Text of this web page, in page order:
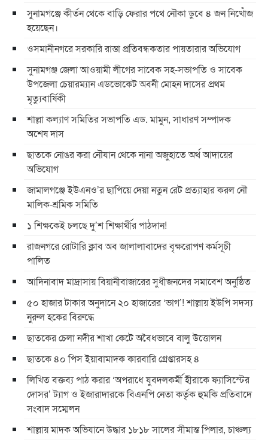
সুনামগঞ্জে কীর্তন থেকে বাড়ি ফেরার পথে নৌকা ডুবে ৪ জন নিখোঁজ
হয়েছেন।
ওসমানীনগরে সরকারি রাস্তা প্রতিবন্ধকতার পায়তারার অভিযোগ
সুনামগঞ্জ জেলা আওয়ামী লীগের সাবেক সহ-সভাপতি ও সাবেক
উপজেলা চেয়ারম্যান এডভোকেট অবনী মোহন দাসের প্রথম
মৃত্যুবার্ষিকী
শাল্লা কল্যাণ সমিতির সভাপতি এড. মামুন, সাধারণ সম্পাদক
অশেষ দাস
ছাতকে নোঙর করা নৌযান থেকে নানা অজুহাতে অর্থ আদায়ের
অভিযোগ
জামালগঞ্জে ইউএনও’র ছাপিয়ে দেয়া নতুন রেট প্রত্যাহার করল নৌ
মালিক-শ্রমিক সমিতি
১ শিক্ষকেই চলছে দু’শ শিক্ষার্থীর পাঠদান!
রাজনগরে রোটারি ক্লাব অব জালালাবাদের বৃক্ষরোপণ কর্মসূচী
পালিত
আদিনাবাদ মাদ্রাসায় বিয়ানীবাজারের সুধীজনদের সমাবেশ অনুষ্ঠিত
৫০ হাজার টাকার অনুদানে ২০ হাজারের ‘ভাগ’! শাল্লায় ইউপি সদস্য
নুরুল হকের বিরুদ্ধে
ছাতকের চেলা নদীর শাখা কেটে অবৈধভাবে বালু উত্তোলন
ছাতকে ৪০ পিস ইয়াবামাদক কারবারি গ্রেপ্তারসহ ৪
লিখিত বক্তব্য পাঠ করার ‘অপরাধে যুবদলকর্মী হীরাকে ফ্যাসিস্টের
দোসর’ ট্যাগ ও ইজারাদারকে বিএনপি নেতা কর্তৃক হুমকি প্রতিবাদে
সংবাদ সম্মেলন
শাল্লায় মাদক অভিযানে উদ্ধার ১৮১৮ সালের সীমান্ত পিলার, চাঞ্চল্য